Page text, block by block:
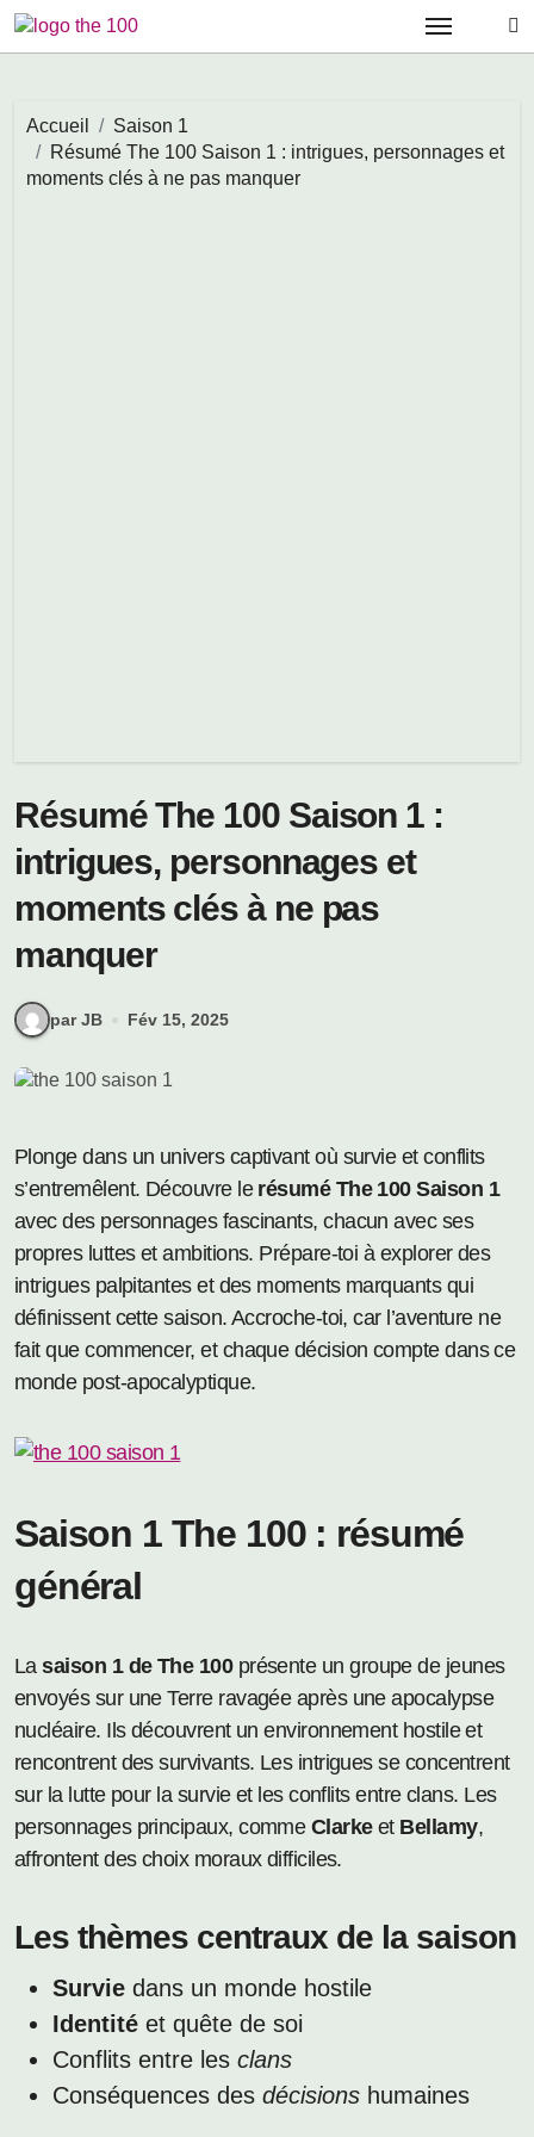
Passer
au
Accueil
Saison 1
Résumé The 100 Saison 1 : intrigues, personnages et
moments clés à ne pas manquer
Résumé The 100 Saison 1 :
intrigues, personnages et
moments clés à ne pas
manquer
par JB Fév 15, 2025
Plonge dans un univers captivant où survie et conflits
s’entremêlent. Découvre le résumé The 100 Saison 1
avec des personnages fascinants, chacun avec ses
propres luttes et ambitions. Prépare-toi à explorer des
intrigues palpitantes et des moments marquants qui
définissent cette saison. Accroche-toi, car l’aventure ne
fait que commencer, et chaque décision compte dans ce
monde post-apocalyptique.
Saison 1 The 100 : résumé
général
Lasaison 1 de The 100présente un groupe de jeunes
envoyés sur une Terre ravagée après une apocalypse
nucléaire. Ils découvrent un environnement hostile et
rencontrent des survivants. Les intrigues se concentrent
sur la lutte pour la survie et les conflits entre clans. Les
personnages principaux, comme Clarkeet Bellamy,
affrontent des choix moraux difficiles.
Les thèmes centraux de la saison
Survie dans un monde hostile
Identité et quête de soi
Conflits entre les clans
Conséquences des décisions humaines